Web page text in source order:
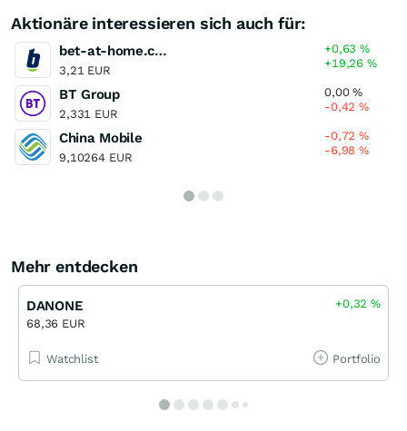
Aktionäre interessieren sich auch für:
bet-at-home.com
3,21 EUR
+0,63%
+19,26%
BT Group
2,331 EUR
0,00%
-0,42%
China Mobile
9,10264 EUR
-0,72%
-6,98%
Mehr entdecken
DANONE
68,36 EUR
+0,32%
Watchlist Portfolio